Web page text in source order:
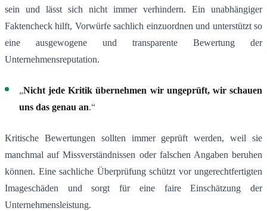
sein und lässt sich nicht immer verhindern. Ein unabhängiger
Faktencheck hilft, Vorwürfe sachlich einzuordnen und unterstützt so
eine ausgewogene und transparente Bewertung der
Unternehmensreputation.
„Nicht jede Kritik übernehmen wir ungeprüft, wir schauen
uns das genau an.“
Kritische Bewertungen sollten immer geprüft werden, weil sie
manchmal auf Missverständnissen oder falschen Angaben beruhen
können. Eine sachliche Überprüfung schützt vor ungerechtfertigten
Imageschäden und sorgt für eine faire Einschätzung der
Unternehmensleistung.